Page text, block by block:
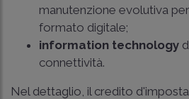
manutenzione evolutiva
formato digitale;
information technology
connettività.
Nel dettaglio, il credito